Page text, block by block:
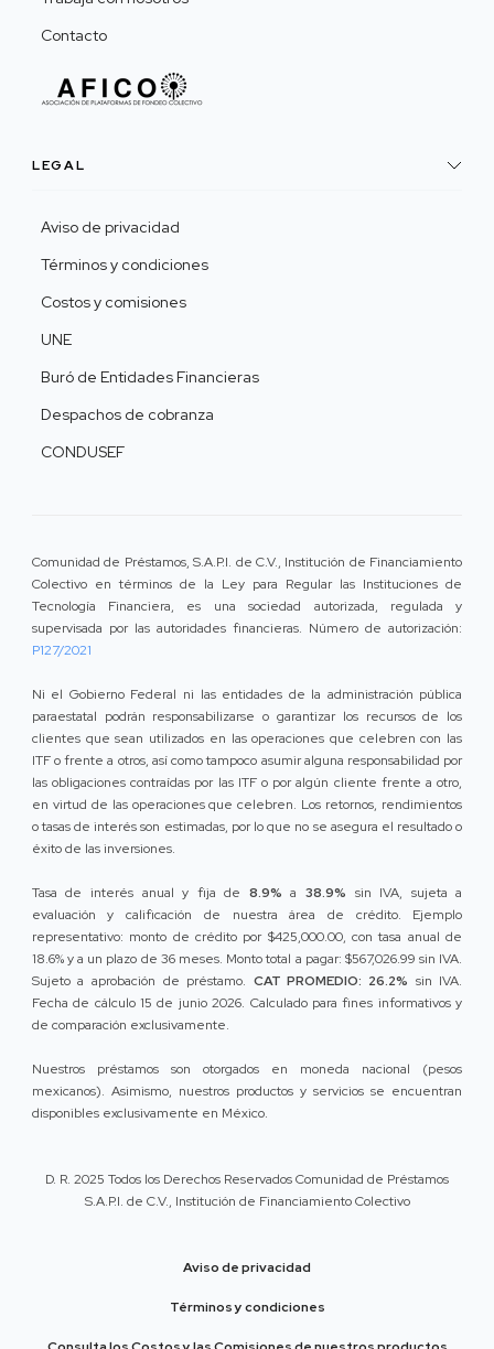
Contacto
LEGAL
Aviso de privacidad
Términos y condiciones
Costos y comisiones
UNE
Buró de Entidades Financieras
Despachos de cobranza
CONDUSEF
Comunidad de Préstamos, S.A.P.I. de C.V., Institución de Financiamiento
Colectivo en términos de la Ley para Regular las Instituciones de
Tecnología Financiera, es una sociedad autorizada, regulada y
supervisada por las autoridades financieras. Número de autorización:
P127/2021
Ni el Gobierno Federal ni las entidades de la administración pública
paraestatal podrán responsabilizarse o garantizar los recursos de los
clientes que sean utilizados en las operaciones que celebren con las
ITF o frente a otros, así como tampoco asumir alguna responsabilidad por
las obligaciones contraídas por las ITF o por algún cliente frente a otro,
en virtud de las operaciones que celebren. Los retornos, rendimientos
o tasas de interés son estimadas, por lo que no se asegura el resultado o
éxito de las inversiones.
Tasa de interés anual y fija de 8.9% a 38.9% sin IVA, sujeta a
evaluación y calificación de nuestra área de crédito. Ejemplo
representativo: monto de crédito por $425,000.00, con tasa anual de
18.6% y a un plazo de 36 meses. Monto total a pagar: $567,026.99 sin IVA.
Sujeto a aprobación de préstamo. CAT PROMEDIO: 26.2% sin IVA.
Fecha de cálculo 15 de junio 2026. Calculado para fines informativos y
de comparación exclusivamente.
Nuestros préstamos son otorgados en moneda nacional (pesos
mexicanos). Asimismo, nuestros productos y servicios se encuentran
disponibles exclusivamente en México.
D. R. 2025 Todos los Derechos Reservados Comunidad de Préstamos
S.A.P.I. de C.V., Institución de Financiamiento Colectivo
Aviso de privacidad
Términos y condiciones